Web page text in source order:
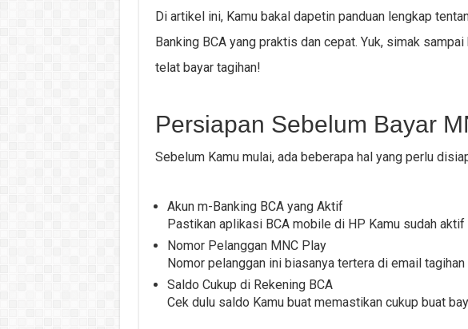
Di artikel ini, Kamu bakal dapetin panduan lengkap
Banking BCA yang praktis dan cepat. Yuk, simak
telat bayar tagihan!
Persiapan Sebelum Bayar
Sebelum Kamu mulai, ada beberapa hal yang perlu
Akun m-Banking BCA yang Aktif
Pastikan aplikasi BCA mobile di HP Kamu sudah aktif
Nomor Pelanggan MNC Play
Nomor pelanggan ini biasanya tertera di email
Saldo Cukup di Rekening BCA
Cek dulu saldo Kamu buat memastikan cukup buat